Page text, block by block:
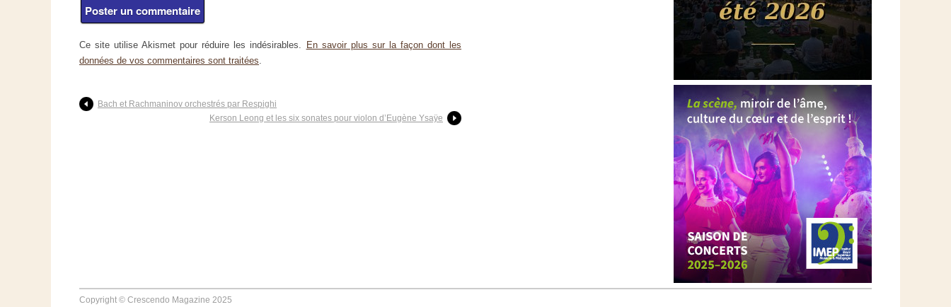
Ce site utilise Akismet pour réduire les indésirables.
En savoir plus sur la façon dont les
données de vos commentaires sont traitées.
Bach et Rachmaninov orchestrés par Respighi
Kerson Leong et les six sonates pour violon d’Eugène Ysaÿe
Copyright © Crescendo Magazine 2025